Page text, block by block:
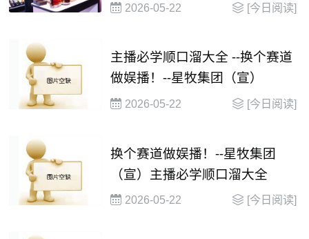
2026-05-22 [今日阅读]
主播必学顺口溜大全 --换个赛道
做娱播！--星牧集团（宣）
2026-05-22 [今日阅读]
换个赛道做娱播！--星牧集团
（宣）主播必学顺口溜大全
2026-05-22 [今日阅读]